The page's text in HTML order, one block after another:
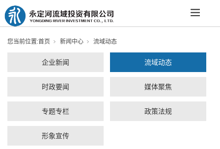
您当前位置:首页 新闻中心 流域动态
企业新闻 流域动态
时政要闻 媒体聚焦
专题专栏 政策法规
形象宣传